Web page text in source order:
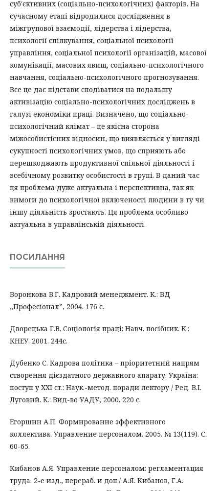
суб'єктивних (соціально-психологічних) факторів. На
сучасному етапі відродилися дослідження в
міжгрупової взаємодії, лідерства і лідерства,
психології спілкування, соціальної психології
управління, соціальної психології організацій, масової
комунікації, масових явищ, соціально-психологічного
навчання, соціально-психологічного прогнозування.
Все це дає підстави сподіватися на подальшу
активізацію соціально-психологічних досліджень в
галузі економіки праці. Визначено, що соціально-
психологічний клімат – це якісна сторона
міжособистісних відносин, що виявляється у вигляді
сукупності психологічних умов, що сприяють або
перешкоджають продуктивної спільної діяльності і
всебічному розвитку особистості в групі. В даний час
ця проблема дуже актуальна і перспективна, так як
вимоги до психологічної включеності людини в ту чи
іншу діяльність зростають. Ця проблема особливо
актуальна в управлінській діяльності.
ПОСИЛАННЯ
Воронкова В.Г. Кадровий менеджмент. К.: ВД
„Професіонал”, 2004. 176 с.
Дворецька Г.В. Соціологія праці: Навч. посібник. К.:
КНЕУ. 2001. 244с.
Дубенко С. Кадрова політика – пріоритетний напрям
створення дієздатного державного апарату. Україна:
поступ у XXI ст.: Наук.-метод. поради лектору / Ред. В.І.
Луговий. К.: Вид-во УАДУ, 2000. 220 с.
Егоршин А.П. Формирование эффективного
коллектива. Управление персоналом. 2005. № 13(119). С.
60-65.
Кибанов А.Я. Управление персоналом: регламентация
труда. 2-е изд., перераб. и доп./ А.Я. Кибанов, Г.А.